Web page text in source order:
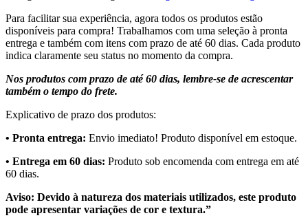
Para facilitar sua experiência, agora todos os produtos estão
disponíveis para compra! Trabalhamos com uma seleção à pronta
entrega e também com itens com prazo de até 60 dias. Cada produto
indica claramente seu status no momento da compra.
Nos produtos com prazo de até 60 dias, lembre-se de acrescentar
também o tempo do frete.
Explicativo de prazo dos produtos:
•⁠ ⁠Pronta entrega: Envio imediato! Produto disponível em estoque.
•⁠ Entrega em 60 dias: Produto sob encomenda com entrega em até
60 dias.
Aviso: Devido à natureza dos materiais utilizados, este produto
pode apresentar variações de cor e textura.”